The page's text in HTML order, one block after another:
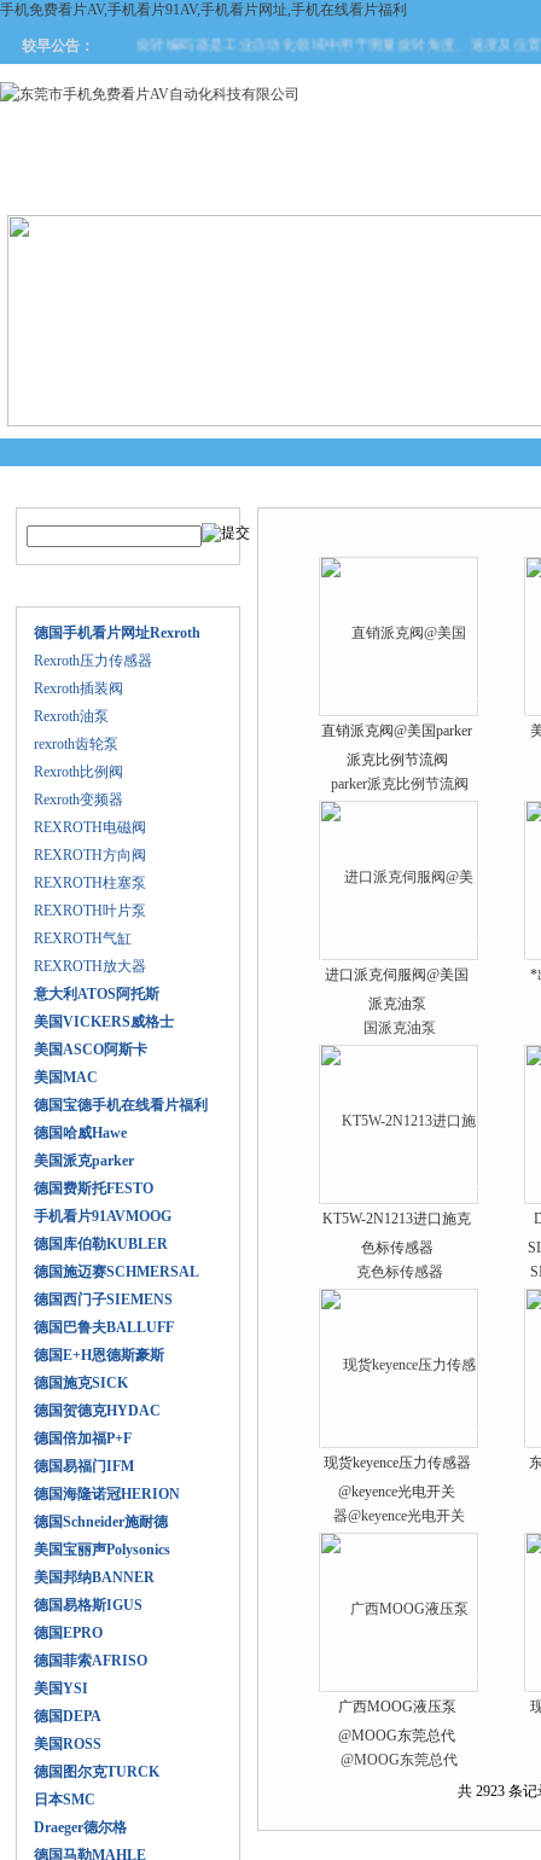
手机免费看片AV,手机看片91AV,手机看片网址,手机在线看片福利
较早公告： 旋转编码器是工业自动化领域中用于测量旋转角度、速度及位
AV
德国手机看片网址Rexroth
Rexroth压力传感器
Rexroth插装阀
Rexroth油泵
rexroth齿轮泵
Rexroth比例阀
Rexroth变频器
REXROTH电磁阀
REXROTH方向阀
REXROTH柱塞泵
REXROTH叶片泵
REXROTH气缸
REXROTH放大器
意大利ATOS阿托斯
美国VICKERS威格士
美国ASCO阿斯卡
美国MAC
德国宝德手机在线看片福利
德国哈威Hawe
美国派克parker
德国费斯托FESTO
手机看片91AVMOOG
德国库伯勒KUBLER
德国施迈赛SCHMERSAL
德国西门子SIEMENS
德国巴鲁夫BALLUFF
德国E+H恩德斯豪斯
德国施克SICK
德国贺德克HYDAC
德国倍加福P+F
德国易福门IFM
德国海隆诺冠HERION
德国Schneider施耐德
美国宝丽声Polysonics
美国邦纳BANNER
德国易格斯IGUS
德国EPRO
德国菲索AFRISO
美国YSI
德国DEPA
美国ROSS
德国图尔克TURCK
日本SMC
Draeger德尔格
德国马勒MAHLE
直销派克阀@美国parker
派克比例节流阀
进口派克伺服阀@美国
派克油泵
*
KT5W-2N1213进口施克
色标传感器
现货keyence压力传感器
@keyence光电开关
广西MOOG液压泵
@MOOG东莞总代
共 2923 条